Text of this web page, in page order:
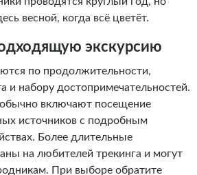
весной, когда всё цветёт.
экскурсию
по продолжительности,
и набору достопримечательностей.
включают посещение
источников с подробным
Более длительные
на любителей трекинга и могут
При выборе обратите